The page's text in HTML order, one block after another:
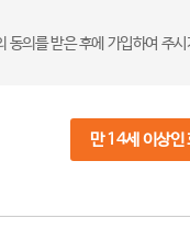
의를 받은 후에 가입하여 주
만 14세 이상인